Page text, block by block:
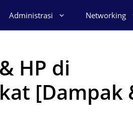
Administrasi Networking
HP di
[Dampak